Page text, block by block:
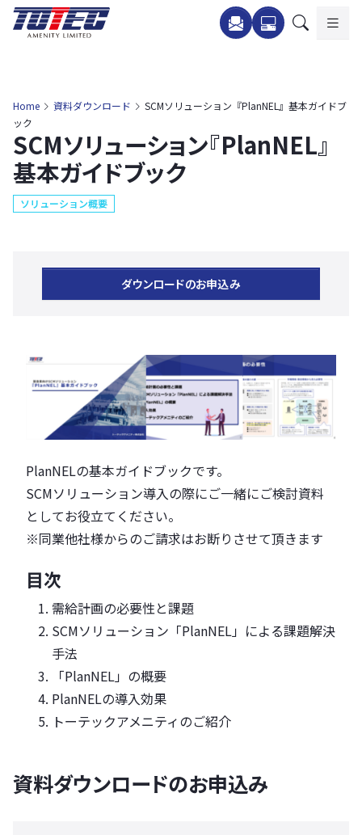
Home 資料ダウンロード
SCMソリューション『PlanNEL』基本ガイドブ
ック
SCMソリューション『PlanNEL』
基本ガイドブック
ソリューション概要
ダウンロードのお申込み
PlanNELの基本ガイドブックです。
SCMソリューション導入の際にご一緒にご検討資料
としてお役立てください。
※同業他社様からのご請求はお断りさせて頂きます
目次
需給計画の必要性と課題
SCMソリューション「PlanNEL」による課題解決
手法
「PlanNEL」の概要
PlanNELの導入効果
トーテックアメニティのご紹介
資料ダウンロードのお申込み